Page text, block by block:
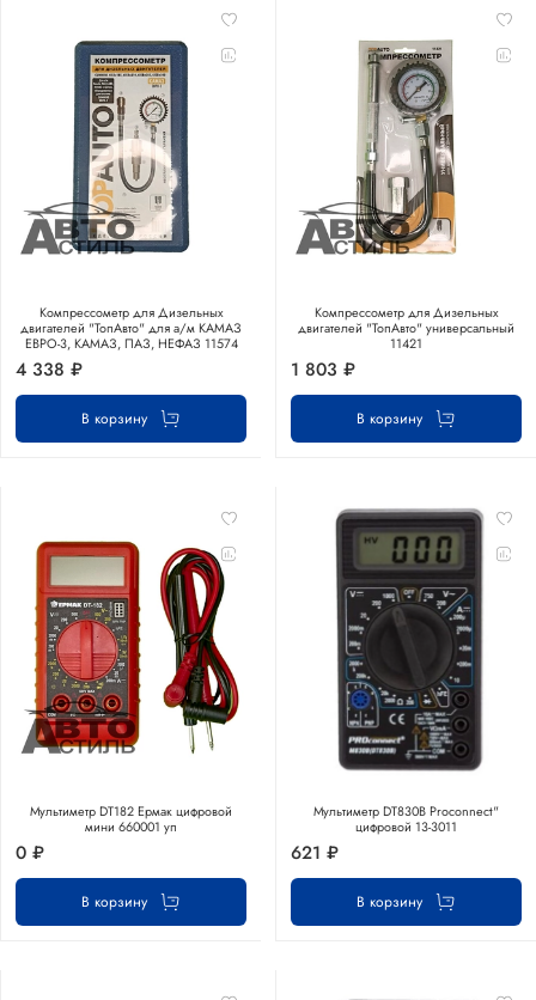
Компрессометр для Дизельных
двигателей "ТопАвто" для а/м КАМАЗ
ЕВРО-3, КАМАЗ, ПАЗ, НЕФАЗ 11574
4 338 ₽
В корзину
Компрессометр для Дизельных
двигателей "ТопАвто" универсальный
11421
1 803 ₽
В корзину
Мультиметр DT182 Ермак цифровой
мини 660001 уп
0 ₽
В корзину
Мультиметр DT830В Proconnect"
цифровой 13-3011
621 ₽
В корзину